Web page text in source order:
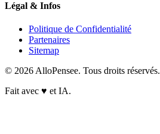
Légal & Infos
Politique de Confidentialité
Partenaires
Sitemap
© 2026 AlloPensee. Tous droits réservés.
Fait avec ♥ et IA.